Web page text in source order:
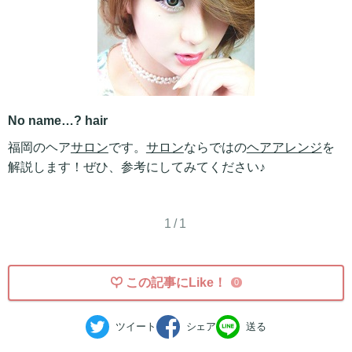
No name…? hair
福岡のヘアサロンです。 サロンならではのヘアアレンジを
解説します！ぜひ、参考にしてみてください♪
1/1
この記事にLike！ 0
ツイート シェア 送る